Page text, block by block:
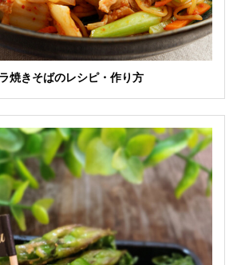
焼きそばのレシピ・作り方